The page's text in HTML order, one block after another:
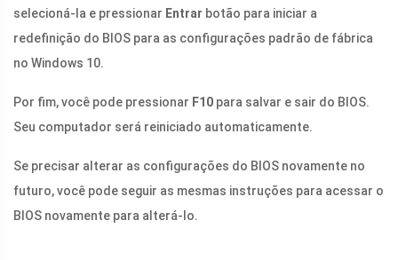
selecioná-la e pressionar Entrar botão para iniciar a
redefinição do BIOS para as configurações padrão de fábrica
no Windows 10.
Por fim, você pode pressionar F10 para salvar e sair do BIOS.
Seu computador será reiniciado automaticamente.
Se precisar alterar as configurações do BIOS novamente no
futuro, você pode seguir as mesmas instruções para acessar o
BIOS novamente para alterá-lo.